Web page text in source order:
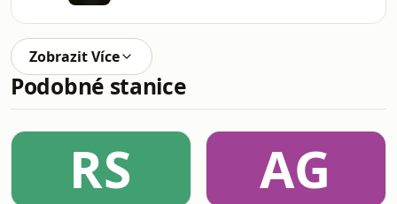
Zobrazit Více
Podobné stanice
RS AG